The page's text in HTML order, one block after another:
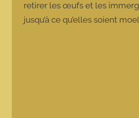
retirer les œufs et les
jusqu’à ce qu’elles soient